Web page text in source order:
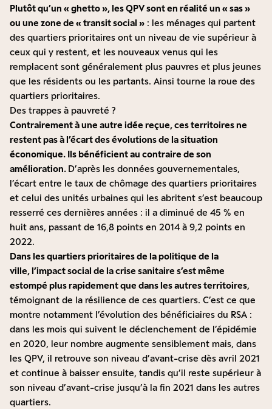
Plutôt qu’un « ghetto », les QPV sont en réalité un « sas »
ou une zone de « transit social » : les ménages qui partent
des quartiers prioritaires ont un niveau de vie supérieur à
ceux qui y restent, et les nouveaux venus qui les
remplacent sont généralement plus pauvres et plus jeunes
que les résidents ou les partants. Ainsi tourne la roue des
quartiers prioritaires.
Des trappes à pauvreté ?
Contrairement à une autre idée reçue, ces territoires ne
restent pas à l’écart des évolutions de la situation
économique. Ils bénéficient au contraire de son
amélioration. D’après les données gouvernementales,
l’écart entre le taux de chômage des quartiers prioritaires
et celui des unités urbaines qui les abritent s’est beaucoup
resserré ces dernières années : il a diminué de 45 % en
huit ans, passant de 16,8 points en 2014 à 9,2 points en
2022.
Dans les quartiers prioritaires de la politique de la
ville, l’impact social de la crise sanitaire s’est même
estompé plus rapidementque dans les autres territoires,
témoignant de la résilience de ces quartiers. C’est ce que
montre notamment l’évolution des bénéficiaires du RSA :
dans les mois qui suivent le déclenchement de l’épidémie
en 2020, leur nombre augmente sensiblement mais, dans
les QPV, il retrouve son niveau d’avant-crise dès avril 2021
et continue à baisser ensuite, tandis qu’il reste supérieur à
son niveau d’avant-crise jusqu’à la fin 2021 dans les autres
quartiers.